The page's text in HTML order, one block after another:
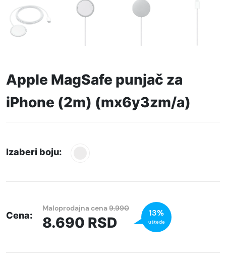
Apple MagSafe punjač za
iPhone (2m) (mx6y3zm/a)
Izaberi boju:
Cena:
Maloprodajna cena9.990
8.690 RSD
13%
uštede